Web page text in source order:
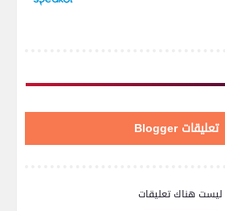
تعليقات Blogger
ليست هناك تعليقات